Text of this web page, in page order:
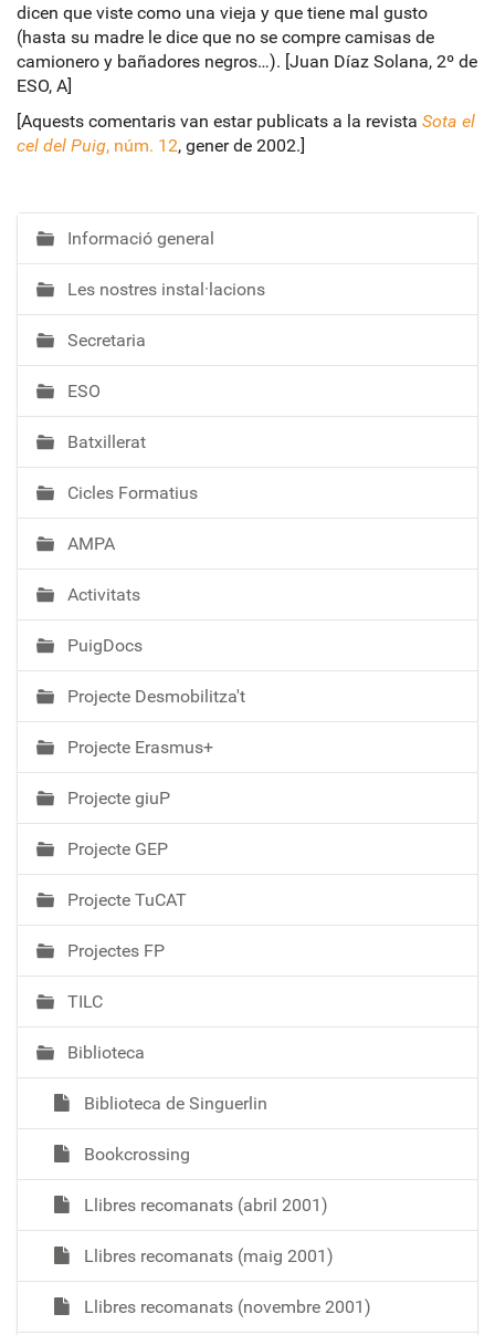
dicen que viste como una vieja y que tiene mal gusto
(hasta su madre le dice que no se compre camisas de
camionero y bañadores negros…). [Juan Díaz Solana, 2º de
ESO, A]
[Aquests comentaris van estar publicats a la revista Sota el
cel del Puig, núm. 12, gener de 2002.]
N
a
v
e
g
a
c
ó
Informació general
Les nostres instal·lacions
Secretaria
ESO
Batxillerat
Cicles Formatius
AMPA
Activitats
PuigDocs
Projecte Desmobilitza't
Projecte Erasmus+
Projecte giuP
Projecte GEP
Projecte TuCAT
Projectes FP
TILC
Biblioteca
Biblioteca de Singuerlin
Bookcrossing
Llibres recomanats (abril 2001)
Llibres recomanats (maig 2001)
Llibres recomanats (novembre 2001)